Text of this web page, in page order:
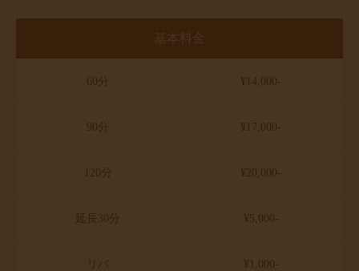
基本料金
60分 ¥14,000-
90分 ¥17,000-
120分 ¥20,000-
延長30分 ¥5,000-
リバ ¥1,000-